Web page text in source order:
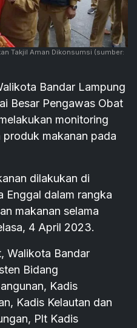
Takjil Aman Dikonsumsi (sumber:
Bandar Lampung
Besar Pengawas Obat
monitoring
makanan pada
dilakukan di
Enggal dalam rangka
makanan selama
4 April 2023.
Walikota Bandar
Bidang
Kadis
Kadis Kelautan dan
Plt Kadis